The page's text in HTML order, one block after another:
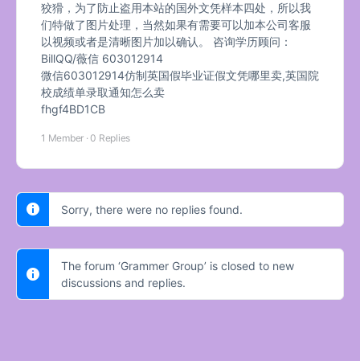
狡猾，为了防止盗用本站的国外文凭样本四处，所以我
们特做了图片处理，当然如果有需要可以加本公司客服
以视频或者是清晰图片加以确认。 咨询学历顾问：
BillQQ/薇信 603012914
微信603012914仿制英国假毕业证假文凭哪里卖,英国院
校成绩单录取通知怎么卖
fhgf4BD1CB
1 Member · 0 Replies
Sorry, there were no replies found.
The forum ‘Grammer Group’ is closed to new
discussions and replies.